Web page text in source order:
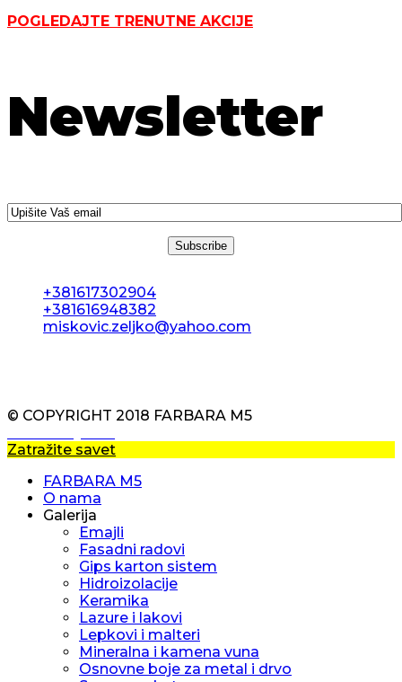
Zatražite savet
POGLEDAJTE TRENUTNE AKCIJE
Newsletter
+381617302904
+381616948382
miskovic.zeljko@yahoo.com
© COPYRIGHT 2018 FARBARA M5
Stamparija Beograd
FARBARA M5
O nama
Galerija
Emajli
Fasadni radovi
Gips karton sistem
Hidroizolacije
Keramika
Lazure i lakovi
Lepkovi i malteri
Mineralna i kamena vuna
Osnovne boje za metal i drvo